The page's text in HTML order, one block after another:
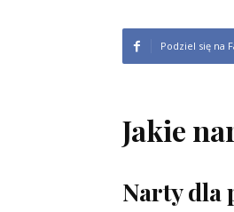
Podziel się na
Jakie
Narty dla